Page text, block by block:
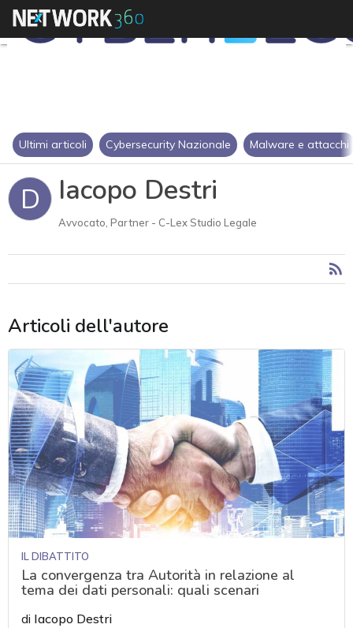
Ultimi articoli Cybersecurity Nazionale Malware e attacchi
D Iacopo Destri
Avvocato, Partner - C-Lex Studio Legale
Articoli dell'autore
IL DIBATTITO
La convergenza tra Autorità in relazione al
tema dei dati personali: quali scenari
di Iacopo Destri